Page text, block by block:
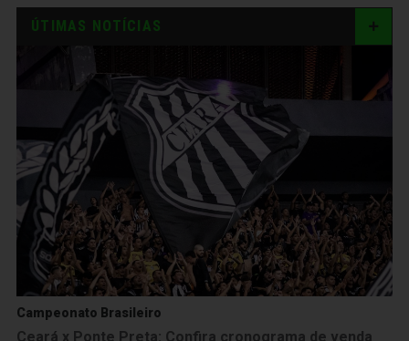
ÚTIMAS NOTÍCIAS
Campeonato Brasileiro
Ceará x Ponte Preta: Confira cronograma de venda